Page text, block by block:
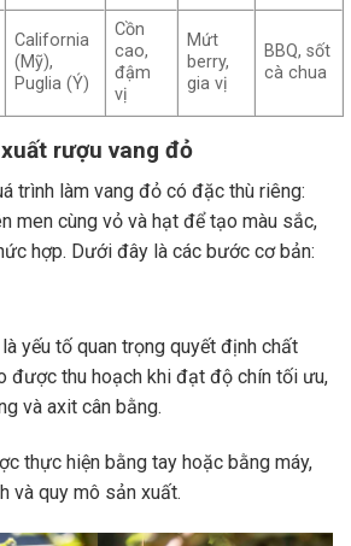
California
(Mỹ),
Puglia (Ý)
Cồn
cao,
đậm
vị
Mứt
berry,
gia vị
BBQ, sốt
cà chua
rượu vang đỏ
trình làm vang đỏ có đặc thù riêng:
men cùng vỏ và hạt để tạo màu sắc,
hợp. Dưới đây là các bước cơ bản:
yếu tố quan trọng quyết định chất
được thu hoạch khi đạt độ chín tối ưu,
và axit cân bằng.
thực hiện bằng tay hoặc bằng máy,
và quy mô sản xuất.